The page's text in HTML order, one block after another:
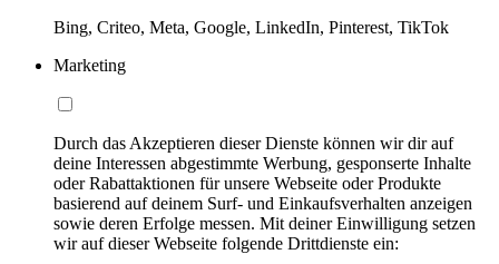
Bing, Criteo, Meta, Google, LinkedIn, Pinterest, TikTok
Marketing
Durch das Akzeptieren dieser Dienste können wir dir auf
deine Interessen abgestimmte Werbung, gesponserte Inhalte
oder Rabattaktionen für unsere Webseite oder Produkte
basierend auf deinem Surf- und Einkaufsverhalten anzeigen
sowie deren Erfolge messen. Mit deiner Einwilligung setzen
wir auf dieser Webseite folgende Drittdienste ein: